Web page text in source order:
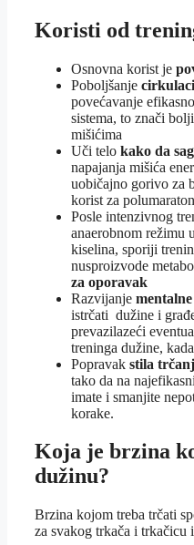
Koristi od
Osnovna korist je
Poboljšanje
povećavanje
sistema, to znači
mišićima
Uči telo kako da
napajanja mišića
uobičajno gorivo za
korist za
Posle intenzivnog
anaerobnom režimu
kiselina, sporiji
nusproizvode
za oporavak
Razvijanje mentalne
istrčati dužine i
prevazilazeći
treninga dužine,
Popravak stila
tako da na
imate i smanjite
korake.
Koja je brzina
dužinu?
Brzina kojom treba trčati
za svakog trkača i trkačicu